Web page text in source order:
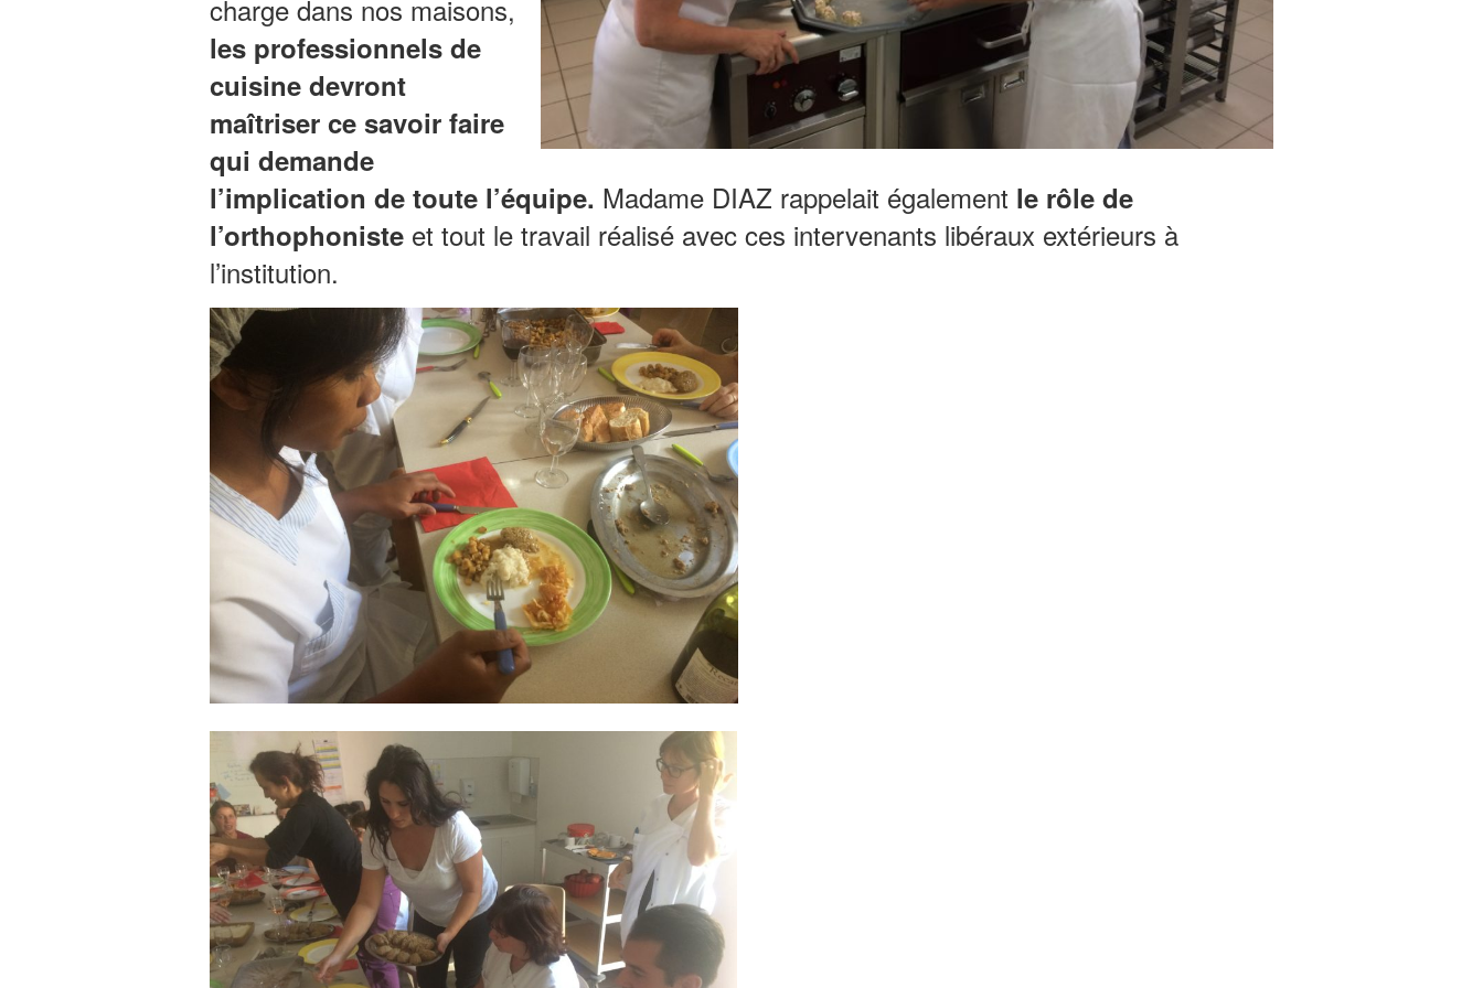
charge dans nos maisons,
les professionnels de
cuisine devront
maîtriser ce savoir faire
qui demande
l’implication de toute l’équipe. Madame DIAZ rappelait également le rôle de
l’orthophonisteet tout le travail réalisé avec ces intervenants libéraux extérieurs à
l’institution.